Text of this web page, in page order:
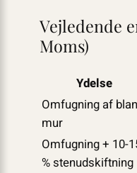
Vejledende
Moms)
Ydelse
Omfugning af
mur
Omfugning + 10-
% stenudskiftning